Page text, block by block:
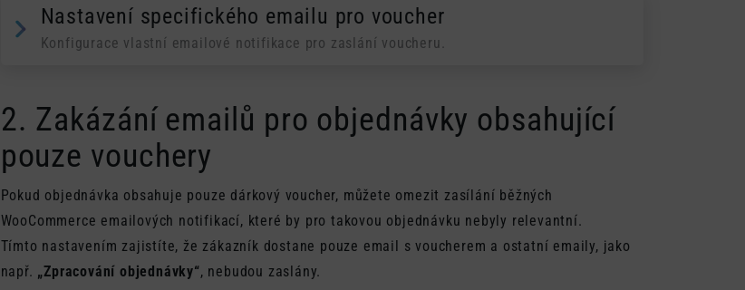
Nastavení specifického emailu pro voucher
Konfigurace vlastní emailové notifikace pro zaslání voucheru.
2. Zakázání emailů pro objednávky obsahující
pouze vouchery
Pokud objednávka obsahuje pouze dárkový voucher, můžete omezit zasílání běžných
WooCommerce emailových notifikací, které by pro takovou objednávku nebyly relevantní.
Tímto nastavením zajistíte, že zákazník dostane pouze email s voucherem a ostatní emaily, jako
např. „Zpracování objednávky“, nebudou zaslány.